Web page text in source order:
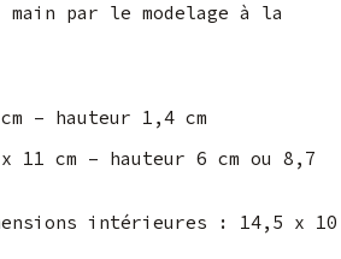
main par le modelage à la
– hauteur 1,4 cm
11 cm – hauteur 6 cm ou 8,7
intérieures : 14,5 x 10